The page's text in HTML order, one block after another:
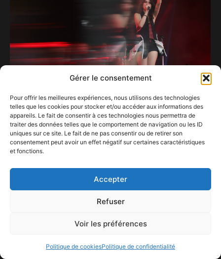
Gérer le consentement
Pour offrir les meilleures expériences, nous utilisons des technologies
telles que les cookies pour stocker et/ou accéder aux informations des
appareils. Le fait de consentir à ces technologies nous permettra de
traiter des données telles que le comportement de navigation ou les ID
uniques sur ce site. Le fait de ne pas consentir ou de retirer son
consentement peut avoir un effet négatif sur certaines caractéristiques
et fonctions.
Accepter
Refuser
Voir les préférences
Politique de cookiesPolitique de confidentialité
Les Francofolies Esch/Alzette 2026 signent une
édition historique : 45.000 festivaliers, trois
jours complets et une clôture triomphale avec
Helena…
18 juin 2026